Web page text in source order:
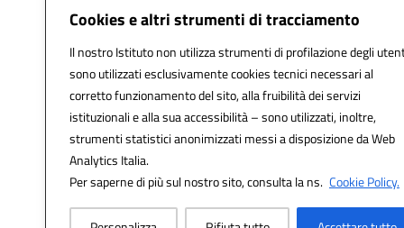
Cookies e altri strumenti di tracciamento
Il nostro Istituto non utilizza strumenti di profilazione degli
sono utilizzati esclusivamente cookies tecnici necessari al
corretto funzionamento del sito, alla fruibilità dei servizi
istituzionali e alla sua accessibilità – sono utilizzati, inoltre,
strumenti statistici anonimizzati messi a disposizione da Web
Analytics Italia.
Per saperne di più sul nostro sito, consulta la ns. Cookie Policy.